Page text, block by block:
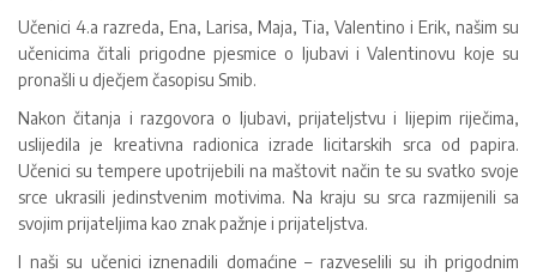
Učenici 4.a razreda, Ena, Larisa, Maja, Tia, Valentino i Erik, našim su
učenicima čitali prigodne pjesmice o ljubavi i Valentinovu koje su
pronašli u dječjem časopisu Smib.
Nakon čitanja i razgovora o ljubavi, prijateljstvu i lijepim riječima,
uslijedila je kreativna radionica izrade licitarskih srca od papira.
Učenici su tempere upotrijebili na maštovit način te su svatko svoje
srce ukrasili jedinstvenim motivima. Na kraju su srca razmijenili sa
svojim prijateljima kao znak pažnje i prijateljstva.
I naši su učenici iznenadili domaćine – razveselili su ih prigodnim